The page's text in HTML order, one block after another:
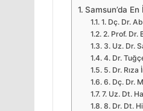
Samsun’da
1. Dç. Dr.
2. Prof. Dr.
3. Uz. Dr.
4. Dr.
5. Dr.
6. Dç. Dr.
7. Uz. Dt.
8. Dr. Dt.